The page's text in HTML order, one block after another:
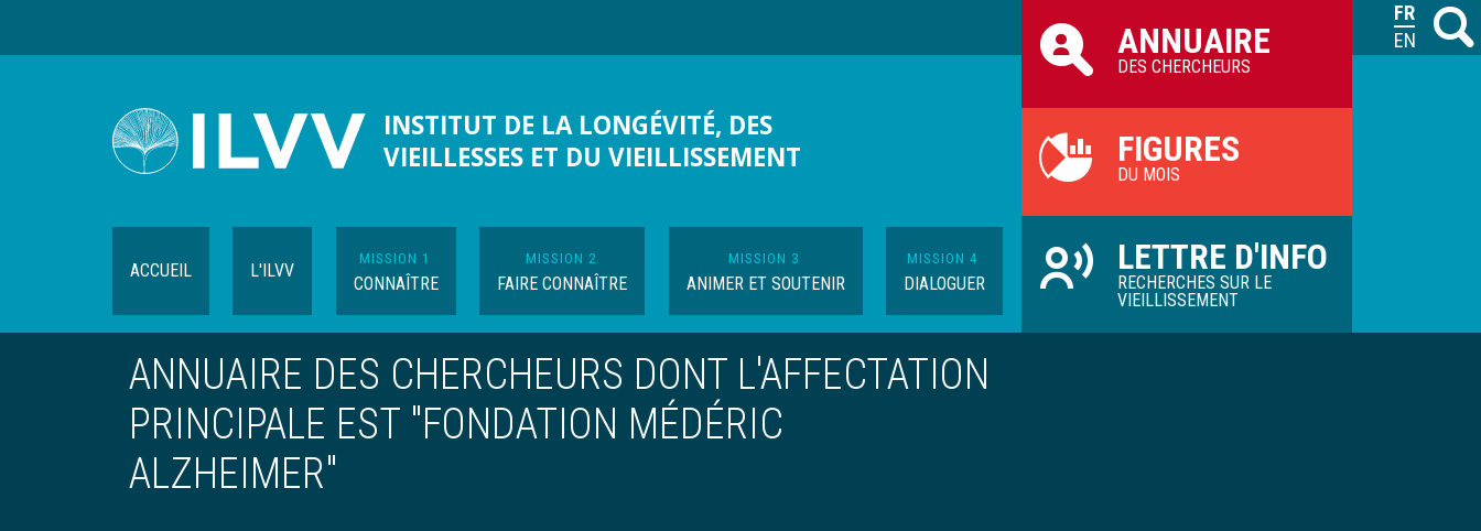
M
INSTITUT DE LA LONGÉVITÉ, DES
VIEILLESSES ET DU VIEILLISSEMENT
ACCUEIL L'ILVV
MISSION 1
CONNAÎTRE
MISSION 2
FAIRE CONNAÎTRE
MISSION 3
ANIMER ET SOUTENIR
MISSION 4
DIALOGUER
ILVV
ANNUAIRE
DES CHERCHEURS
FIGURES
DU MOIS
LETTRE D'INFO
RECHERCHES SUR LE
VIEILLISSEMENT
ANNUAIRE DES CHERCHEURS DONT L'AFFECTATION
PRINCIPALE EST "FONDATION MÉDÉRIC
ALZHEIMER"
FRANÇAIS
ENGLISH